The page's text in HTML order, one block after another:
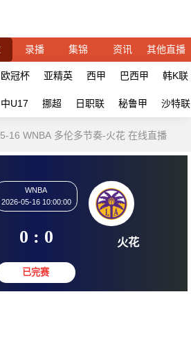
录播 集锦 资讯 其他直播
欧冠杯 亚精英 西甲 巴西甲 韩K联
中U17 挪超 日职联 秘鲁甲 沙特联
16 WNBA 多伦多节奏-火花 在线直播
2026-05-16 10:00:00
0 : 0 火